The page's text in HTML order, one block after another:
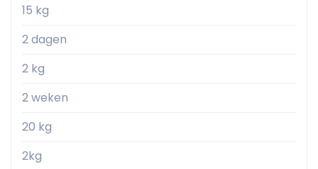
15 kg
2 dagen
2 kg
2 weken
20 kg
2kg